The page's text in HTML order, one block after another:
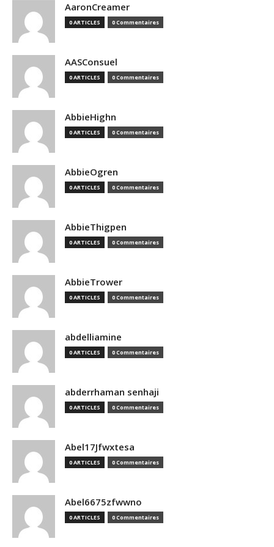
AaronCreamer
0 ARTICLES 0 Commentaires
AASConsuel
0 ARTICLES 0 Commentaires
AbbieHighn
0 ARTICLES 0 Commentaires
AbbieOgren
0 ARTICLES 0 Commentaires
AbbieThigpen
0 ARTICLES 0 Commentaires
AbbieTrower
0 ARTICLES 0 Commentaires
abdelliamine
0 ARTICLES 0 Commentaires
abderrhaman senhaji
0 ARTICLES 0 Commentaires
Abel17Jfwxtesa
0 ARTICLES 0 Commentaires
Abel6675zfwwno
0 ARTICLES 0 Commentaires